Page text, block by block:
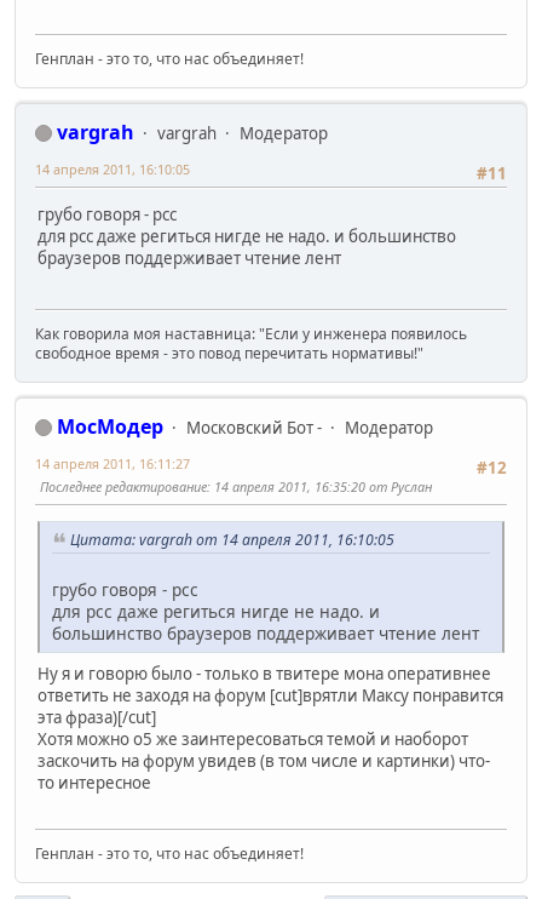
Генплан - это то, что нас объединяет!
vargrah vargrah
Модератор
#11
14 апреля 2011, 16:10:05
грубо говоря - рсс
для рсс даже региться нигде не надо. и большинство
браузеров поддерживает чтение лент
Как говорила моя наставница: "Если у инженера появилось
свободное время - это повод перечитать нормативы!"
МосМодер Московский Бот -
Модератор
#12
14 апреля 2011, 16:11:27
Последнее редактирование: 14 апреля 2011, 16:35:20 от Руслан
Цитата: vargrah от 14 апреля 2011, 16:10:05
грубо говоря - рсс
для рсс даже региться нигде не надо. и
большинство браузеров поддерживает чтение лент
Ну я и говорю было - только в твитере мона оперативнее
ответить не заходя на форум [cut]врятли Максу понравится
эта фраза)[/cut]
Хотя можно о5 же заинтересоваться темой и наоборот
заскочить на форум увидев (в том числе и картинки) что-
то интересное
Генплан - это то, что нас объединяет!